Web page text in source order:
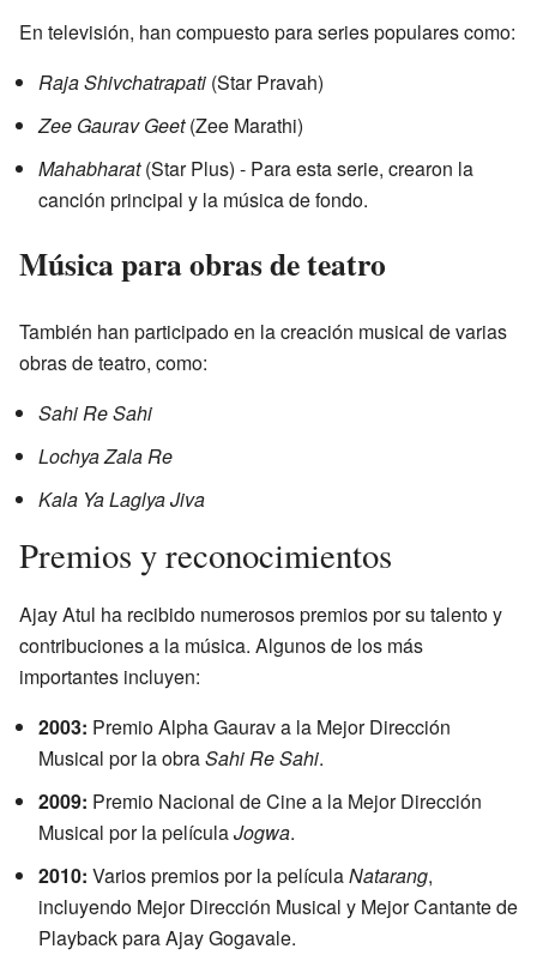
En televisión, han compuesto para series populares como:
Raja Shivchatrapati (Star Pravah)
Zee Gaurav Geet(Zee Marathi)
Mahabharat(Star Plus) - Para esta serie, crearon la
canción principal y la música de fondo.
Música para obras de teatro
También han participado en la creación musical de varias
obras de teatro, como:
Sahi Re Sahi
Lochya Zala Re
Kala Ya Laglya Jiva
Premios y reconocimientos
Ajay Atul ha recibido numerosos premios por su talento y
contribuciones a la música. Algunos de los más
importantes incluyen:
2003: Premio Alpha Gaurav a la Mejor Dirección
Musical por la obraSahi Re Sahi.
2009: Premio Nacional de Cine a la Mejor Dirección
Musical por la películaJogwa.
2010: Varios premios por la películaNatarang,
incluyendo Mejor Dirección Musical y Mejor Cantante de
Playback para Ajay Gogavale.